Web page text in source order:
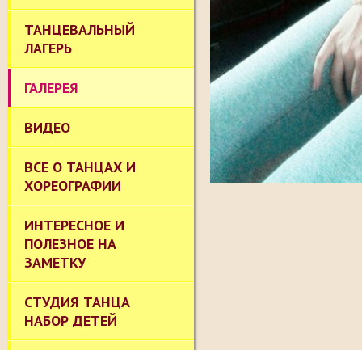
ТАНЦЕВАЛЬНЫЙ
ЛАГЕРЬ
ГАЛЕРЕЯ
ВИДЕО
ВСЕ О ТАНЦАХ И
ХОРЕОГРАФИИ
ИНТЕРЕСНОЕ И
ПОЛЕЗНОЕ НА
ЗАМЕТКУ
СТУДИЯ ТАНЦА
НАБОР ДЕТЕЙ